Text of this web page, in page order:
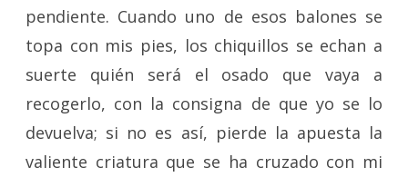
pendiente. Cuando uno de esos balones se
topa con mis pies, los chiquillos se echan a
suerte quién será el osado que vaya a
recogerlo, con la consigna de que yo se lo
devuelva; si no es así, pierde la apuesta la
valiente criatura que se ha cruzado con mi